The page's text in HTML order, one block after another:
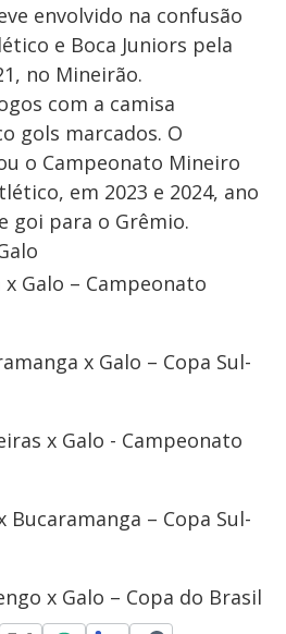
envolvido na confusão
e Boca Juniors pela
no Mineirão.
com a camisa
gols marcados. O
o Campeonato Mineiro
em 2023 e 2024, ano
goi para o Grêmio.
Galo – Campeonato
x Galo – Copa Sul-
x Galo - Campeonato
Bucaramanga – Copa Sul-
x Galo – Copa do Brasil